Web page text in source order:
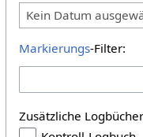
Kein Datum
Markierungs-Filter:
Zusätzliche